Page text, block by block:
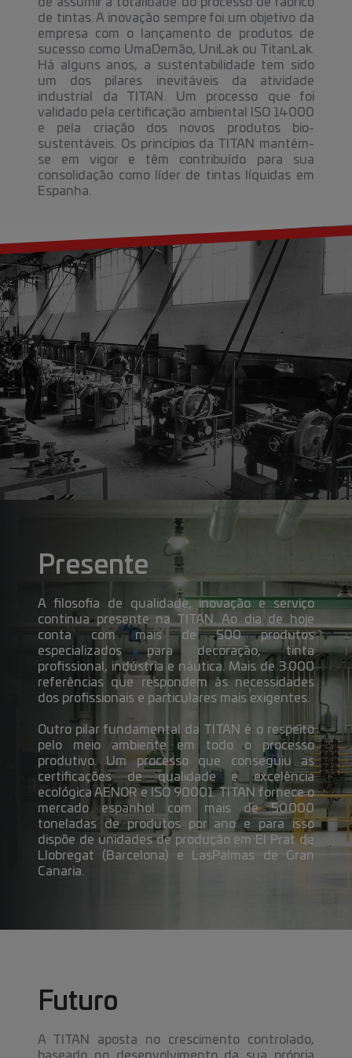
de tintas. A inovação sempre foi um objetivo da
empresa com o lançamento de produtos de
sucesso como UmaDemão, UniLak ou TitanLak.
Há alguns anos, a sustentabilidade tem sido
um dos pilares inevitáveis ​​da atividade
industrial da TITAN. Um processo que foi
validado pela certificação ambiental ISO 14000
e pela criação dos novos produtos bio-
sustentáveis. Os princípios da TITAN mantém-
se em vigor e têm contribuído para sua
consolidação como líder de tintas líquidas em
Espanha.
Presente
A filosofia de qualidade, inovação e serviço
continua presente na TITAN. Ao dia de hoje
conta com mais de 500 produtos
especializados para decoração, tinta
profissional, indústria e náutica. Mais de 3.000
referências que respondem às necessidades
dos profissionais e particulares mais exigentes.
Outro pilar fundamental da TITAN é o respeito
pelo meio ambiente em todo o processo
produtivo. Um processo que conseguiu as
certificações de qualidade e excelência
ecológica AENOR e ISO 90001. TITAN fornece o
mercado espanhol com mais de 50.000
toneladas de produtos por ano e para isso
dispõe de unidades de produção em El Prat de
Llobregat (Barcelona) e LasPalmas de Gran
Canaria.
Futuro
A TITAN aposta no crescimento controlado,